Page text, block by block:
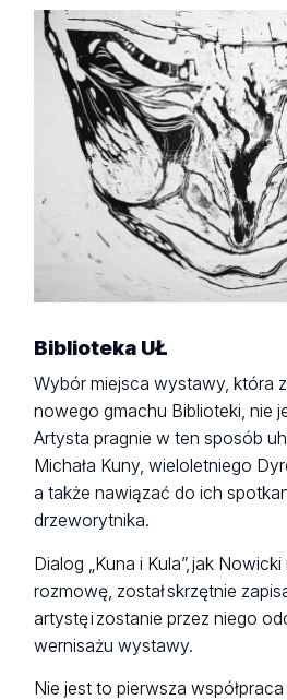
Biblioteka UŁ
Wybór miejsca wystawy, która
nowego gmachu Biblioteki, nie
Artysta pragnie w ten sposób
Michała Kuny, wieloletniego
a także nawiązać do ich
drzeworytnika.
Dialog „Kuna i Kula”, jak
rozmowę, został skrzętnie
artystę i zostanie przez niego
wernisażu wystawy.
Nie jest to pierwsza